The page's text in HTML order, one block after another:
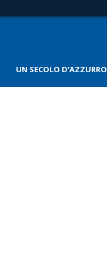
UN SECOLO D’AZZURRO